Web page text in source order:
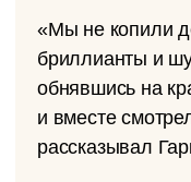
«Мы не копили
бриллианты и
обнявшись на
и вместе
рассказывал